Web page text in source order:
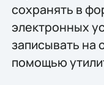
сохранять в
электронных
записывать на
помощью